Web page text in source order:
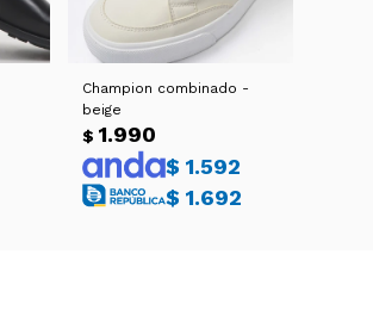
Champion combinado -
beige
$ 1.990
$ 1.592
$ 1.692